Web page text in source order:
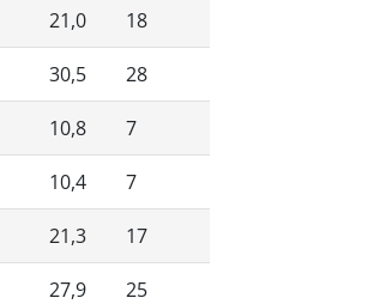
21,0 18
30,5 28
10,8 7
10,4 7
21,3 17
27,9 25